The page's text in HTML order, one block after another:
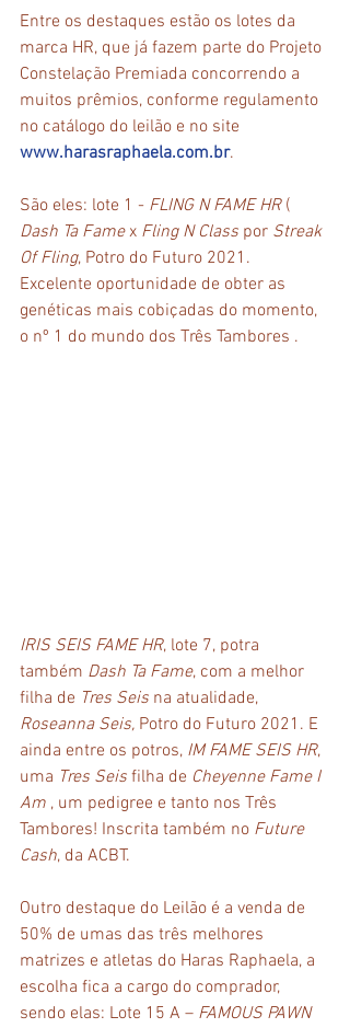
Entre os destaques estão os lotes da
marca HR, que já fazem parte do Projeto
Constelação Premiada concorrendo a
muitos prêmios, conforme regulamento
no catálogo do leilão e no site
www.harasraphaela.com.br.
São eles: lote 1 - FLING N FAME HR (
Dash Ta Fame x Fling N Class por Streak
Of Fling, Potro do Futuro 2021.
Excelente oportunidade de obter as
genéticas mais cobiçadas do momento,
o nº 1 do mundo dos Três Tambores .
IRIS SEIS FAME HR, lote 7, potra
também Dash Ta Fame, com a melhor
filha de Tres Seis na atualidade,
Roseanna Seis, Potro do Futuro 2021. E
ainda entre os potros, IM FAME SEIS HR,
uma Tres Seis filha de Cheyenne Fame I
Am , um pedigree e tanto nos Três
Tambores! Inscrita também no Future
Cash, da ACBT.
Outro destaque do Leilão é a venda de
50% de umas das três melhores
matrizes e atletas do Haras Raphaela, a
escolha fica a cargo do comprador,
sendo elas: Lote 15 A – FAMOUS PAWN